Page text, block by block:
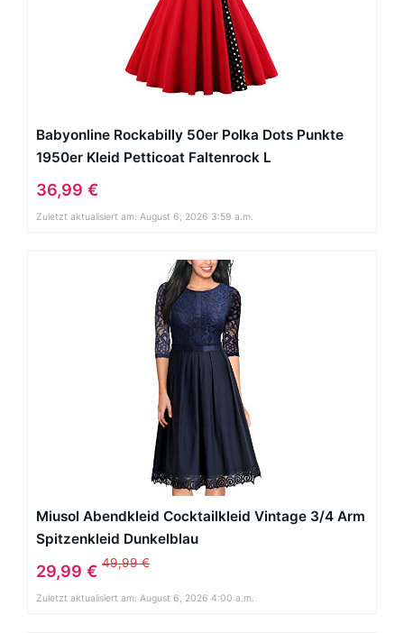
Babyonline Rockabilly 50er Polka Dots Punkte
1950er Kleid Petticoat Faltenrock L
36,99 €
Zuletzt aktualisiert am: August 6, 2026 3:59 a.m.
Miusol Abendkleid Cocktailkleid Vintage 3/4 Arm
Spitzenkleid Dunkelblau
29,99 € 49,99 €
Zuletzt aktualisiert am: August 6, 2026 4:00 a.m.